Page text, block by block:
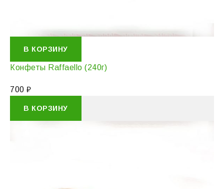
В КОРЗИНУ
Конфеты Raffaello (240г)
700 ₽
В КОРЗИНУ